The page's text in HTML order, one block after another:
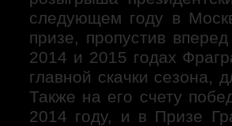
следующем году в
призе, пропустив
2014 и 2015 годах
главной скачки сезона,
Также на его счету
2014 году, и в Призе